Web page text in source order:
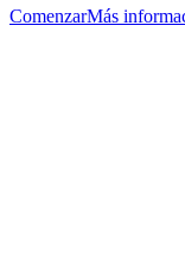
ComenzarMás